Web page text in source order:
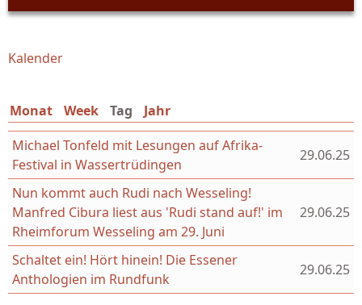
Sie sind hier
Kalender
Monat Week Tag (aktiver Reiter)
Jahr
Michael Tonfeld mit Lesungen auf Afrika-
Festival in Wassertrüdingen
29.06.25
Nun kommt auch Rudi nach Wesseling!
Manfred Cibura liest aus 'Rudi stand auf!' im
Rheimforum Wesseling am 29. Juni
29.06.25
Schaltet ein! Hört hinein! Die Essener
Anthologien im Rundfunk
29.06.25